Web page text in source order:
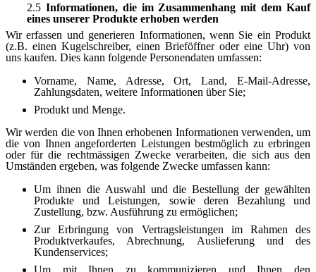
2.5 Informationen, die im Zusammenhang mit dem Kauf
eines unserer Produkte erhoben werden
Wir erfassen und generieren Informationen, wenn Sie ein Produkt
(z.B. einen Kugelschreiber, einen Brieföffner oder eine Uhr) von
uns kaufen. Dies kann folgende Personendaten umfassen:
Vorname, Name, Adresse, Ort, Land, E-Mail-Adresse,
Zahlungsdaten, weitere Informationen über Sie;
Produkt und Menge.
Wir werden die von Ihnen erhobenen Informationen verwenden, um
die von Ihnen angeforderten Leistungen bestmöglich zu erbringen
oder für die rechtmässigen Zwecke verarbeiten, die sich aus den
Umständen ergeben, was folgende Zwecke umfassen kann:
Um ihnen die Auswahl und die Bestellung der gewählten
Produkte und Leistungen, sowie deren Bezahlung und
Zustellung, bzw. Ausführung zu ermöglichen;
Zur Erbringung von Vertragsleistungen im Rahmen des
Produktverkaufes, Abrechnung, Auslieferung und des
Kundenservices;